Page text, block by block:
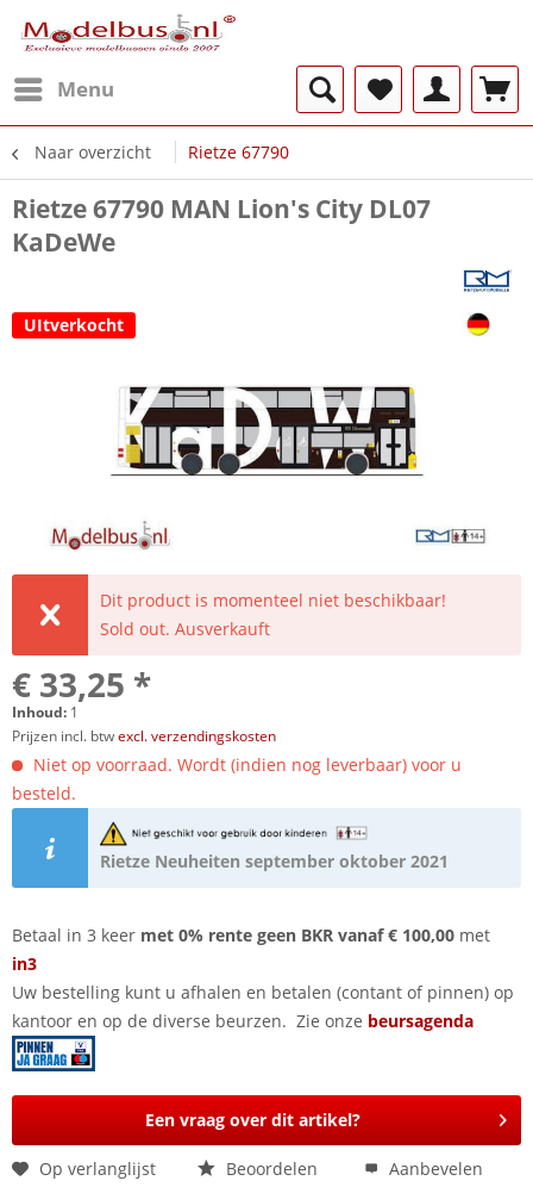
Menu
Naar overzicht Rietze 67790
Rietze 67790 MAN Lion's City DL07
KaDeWe
UItverkocht
Dit product is momenteel niet beschikbaar!
Sold out. Ausverkauft
€ 33,25 *
Inhoud: 1
Prijzen incl. btwexcl. verzendingskosten
Niet op voorraad. Wordt (indien nog leverbaar) voor u
besteld.
Rietze Neuheiten september oktober 2021
Betaal in 3 keer met 0% rente geen BKR vanaf € 100,00 met
in3
Uw bestelling kunt u afhalen en betalen (contant of pinnen) op
kantoor en op de diverse beurzen. Zie onze beursagenda
Een vraag over dit artikel?
Op verlanglijst Beoordelen Aanbevelen